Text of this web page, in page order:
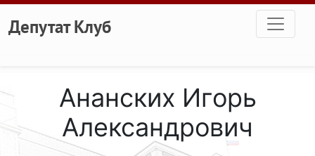
Перейти к основному содержанию
Депутат Клуб
Ананских Игорь
Александрович